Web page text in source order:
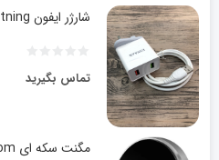
شارژر ایفون lightning مدل CH-10
تماس بگیرید
مگنت سکه ای Earldom